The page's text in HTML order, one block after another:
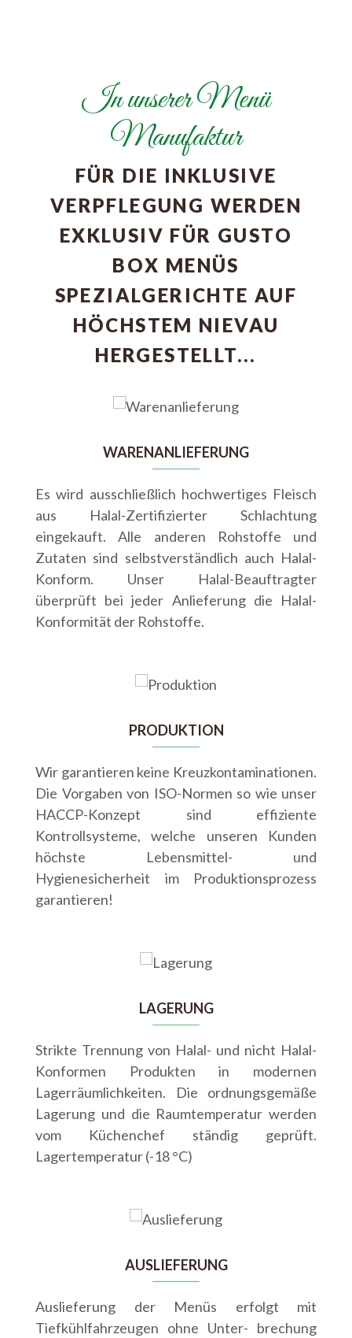
In unserer Menü
Manufaktur
FÜR DIE INKLUSIVE
VERPFLEGUNG WERDEN
EXKLUSIV FÜR GUSTO
BOX MENÜS
SPEZIALGERICHTE AUF
HÖCHSTEM NIEVAU
HERGESTELLT...
WARENANLIEFERUNG
Es wird ausschließlich hochwertiges Fleisch
aus Halal-Zertifizierter Schlachtung
eingekauft. Alle anderen Rohstoffe und
Zutaten sind selbstverständlich auch Halal-
Konform. Unser Halal-Beauftragter
überprüft bei jeder Anlieferung die Halal-
Konformität der Rohstoffe.
PRODUKTION
Wir garantieren keine Kreuzkontaminationen.
Die Vorgaben von ISO-Normen so wie unser
HACCP-Konzept sind effiziente
Kontrollsysteme, welche unseren Kunden
höchste Lebensmittel- und
Hygienesicherheit im Produktionsprozess
garantieren!
LAGERUNG
Strikte Trennung von Halal- und nicht Halal-
Konformen Produkten in modernen
Lagerräumlichkeiten. Die ordnungsgemäße
Lagerung und die Raumtemperatur werden
vom Küchenchef ständig geprüft.
Lagertemperatur (-18 °C)
AUSLIEFERUNG
Auslieferung der Menüs erfolgt mit
Tiefkühlfahrzeugen ohne Unter- brechung